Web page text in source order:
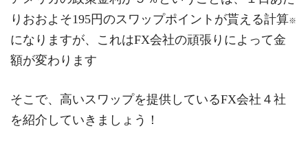
りおおよそ195円のスワップポイントが貰える計算※
になりますが、これはFX会社の頑張りによって金
額が変わります
そこで、高いスワップを提供しているFX会社４社
を紹介していきましょう！